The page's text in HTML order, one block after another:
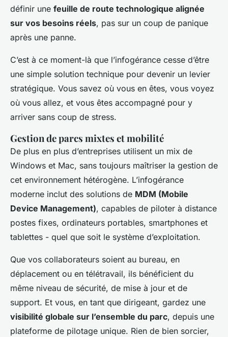
définir une feuille de route technologique alignée
sur vos besoins réels, pas sur un coup de panique
après une panne.
C’est à ce moment-là que l’infogérance cesse d’être
une simple solution technique pour devenir un levier
stratégique. Vous savez où vous en êtes, vous voyez
où vous allez, et vous êtes accompagné pour y
arriver sans coup de stress.
Gestion de parcs mixtes et mobilité
De plus en plus d’entreprises utilisent un mix de
Windows et Mac, sans toujours maîtriser la gestion de
cet environnement hétérogène. L’infogérance
moderne inclut des solutions de MDM (Mobile
Device Management), capables de piloter à distance
postes fixes, ordinateurs portables, smartphones et
tablettes - quel que soit le système d’exploitation.
Que vos collaborateurs soient au bureau, en
déplacement ou en télétravail, ils bénéficient du
même niveau de sécurité, de mise à jour et de
support. Et vous, en tant que dirigeant, gardez une
visibilité globale sur l’ensemble du parc, depuis une
plateforme de pilotage unique. Rien de bien sorcier,